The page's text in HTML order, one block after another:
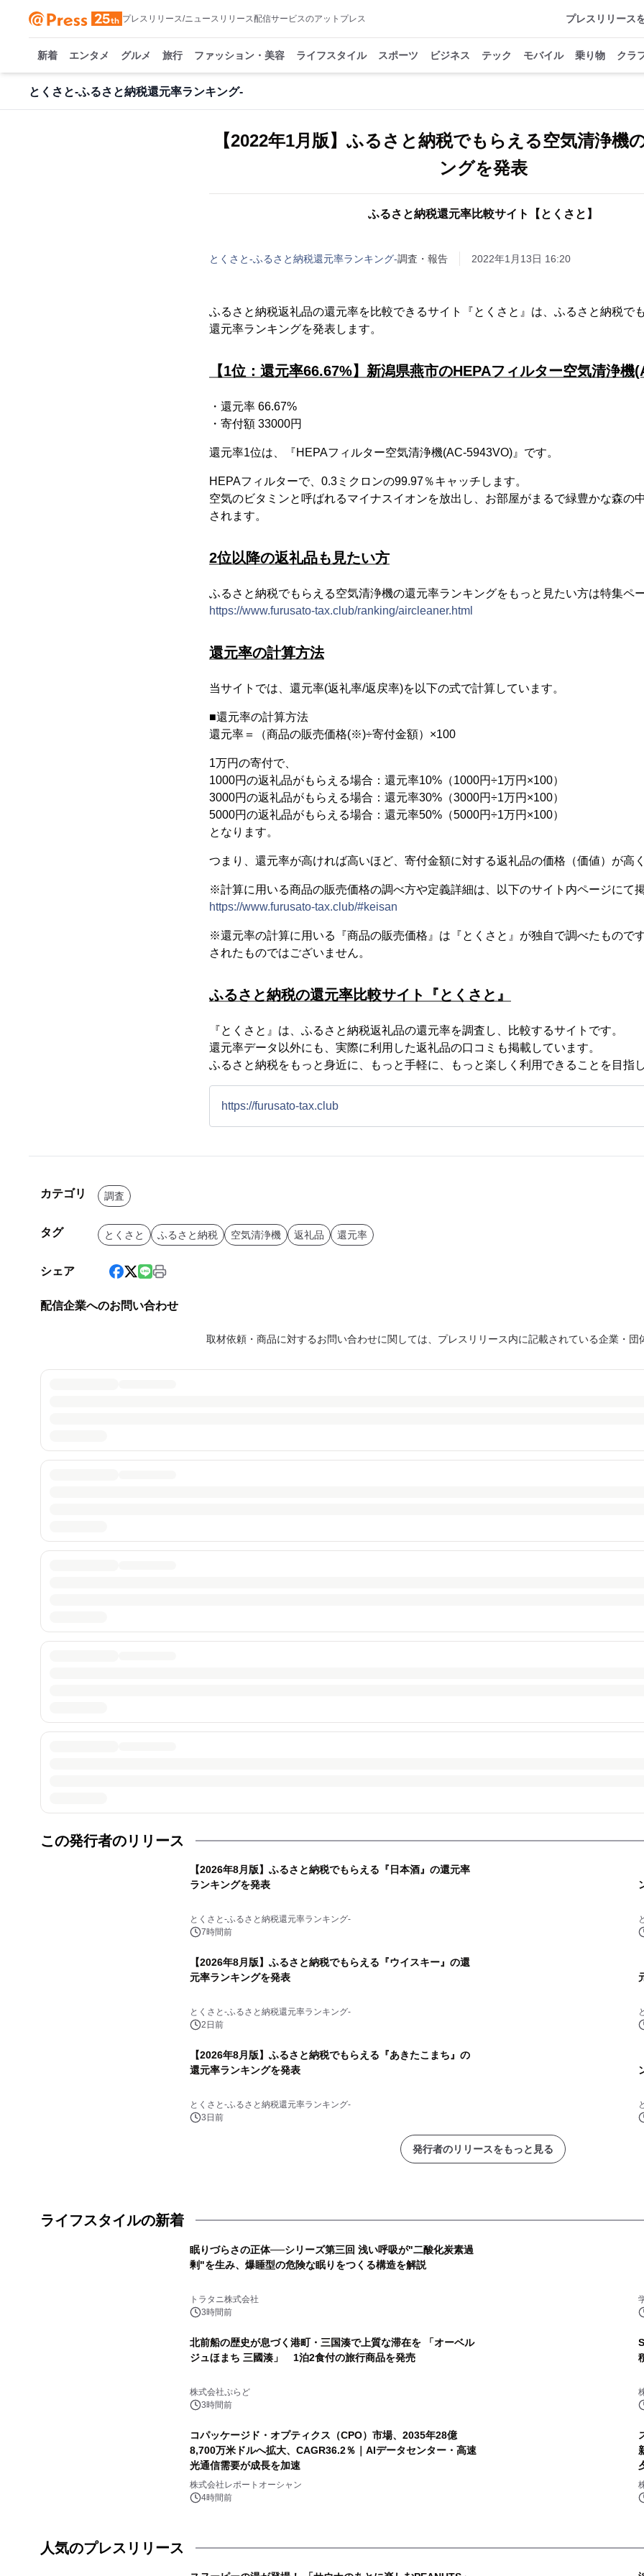
プレスリリース/ニュースリリース配信サービスのアットプレス プレスリリース
新着 エンタメ グルメ 旅行 ファッション・美容 ライフスタイル スポーツ ビジネス テック モバイル 乗り物 クラ
とくさと-ふるさと納税還元率ランキング-
【2022年1月版】ふるさと納税でもらえる空気清浄機
ングを発表
ふるさと納税還元率比較サイト【とくさと】
とくさと-ふるさと納税還元率ランキング-調査・報告 2022年1月13日 16:20
ふるさと納税返礼品の還元率を比較できるサイト『とくさと』は、ふるさと納税で
還元率ランキングを発表します。
【1位：還元率66.67%】新潟県燕市のHEPAフィルター空気清浄機
・還元率 66.67%
・寄付額 33000円
還元率1位は、『HEPAフィルター空気清浄機(AC-5943VO)』です。
HEPAフィルターで、0.3ミクロンの99.97％キャッチします。
空気のビタミンと呼ばれるマイナスイオンを放出し、お部屋がまるで緑豊かな森の
されます。
2位以降の返礼品も見たい方
ふるさと納税でもらえる空気清浄機の還元率ランキングをもっと見たい方は特集ペ
https://www.furusato-tax.club/ranking/aircleaner.html
還元率の計算方法
当サイトでは、還元率(返礼率/返戻率)を以下の式で計算しています。
■還元率の計算方法
還元率＝（商品の販売価格(※)÷寄付金額）×100
1万円の寄付で、
1000円の返礼品がもらえる場合：還元率10%（1000円÷1万円×100）
3000円の返礼品がもらえる場合：還元率30%（3000円÷1万円×100）
5000円の返礼品がもらえる場合：還元率50%（5000円÷1万円×100）
となります。
つまり、還元率が高ければ高いほど、寄付金額に対する返礼品の価格（価値）が高く
※計算に用いる商品の販売価格の調べ方や定義詳細は、以下のサイト内ページにて
https://www.furusato-tax.club/#keisan
※還元率の計算に用いる『商品の販売価格』は『とくさと』が独自で調べたもので
されたものではございません。
ふるさと納税の還元率比較サイト『とくさと』
『とくさと』は、ふるさと納税返礼品の還元率を調査し、比較するサイトです。
還元率データ以外にも、実際に利用した返礼品の口コミも掲載しています。
ふるさと納税をもっと身近に、もっと手軽に、もっと楽しく利用できることを目指
https://furusato-tax.club
カテゴリ 調査
タグ とくさと ふるさと納税 空気清浄機 返礼品 還元率
シェア
配信企業へのお問い合わせ
取材依頼・商品に対するお問い合わせに関しては、プレスリリース内に記載されている企業・団
この発行者のリリース
【2026年8月版】ふるさと納税でもらえる『日本酒』の還元率
ランキングを発表
とくさと-ふるさと納税還元率ランキング-
7時間前
【2026年8月版】ふるさと納税でもらえる『ウイスキー』の還
元率ランキングを発表
とくさと-ふるさと納税還元率ランキング-
2日前
【2026年8月版】ふるさと納税でもらえる『あきたこまち』の
還元率ランキングを発表
とくさと-ふるさと納税還元率ランキング-
3日前
発行者のリリースをもっと見る
ライフスタイルの新着
眠りづらさの正体──シリーズ第三回 浅い呼吸が"二酸化炭素過
剰"を生み、爆睡型の危険な眠りをつくる構造を解説
トラタニ株式会社
3時間前
北前船の歴史が息づく港町・三国湊で上質な滞在を 「オーベル
ジュほまち 三國湊」 1泊2食付の旅行商品を発売
株式会社ぷらど
3時間前
コパッケージド・オプティクス（CPO）市場、2035年28億
8,700万米ドルへ拡大、CAGR36.2％｜AIデータセンター・高速
光通信需要が成長を加速
株式会社レポートオーシャン
4時間前
人気のプレスリリース